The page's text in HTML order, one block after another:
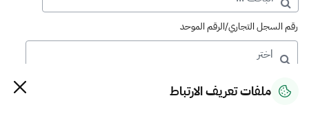
رقم السجل التجاري/الرقم الموحد
رقم الترخيصملفات تعريف الارتباط